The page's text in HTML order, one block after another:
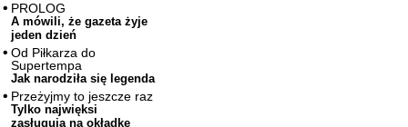
PROLOG
A mówili, że gazeta żyje
jeden dzień
Od Piłkarza do
Supertempa
Jak narodziła się legenda
Przeżyjmy to jeszcze raz
Tylko najwięksi
zasługują na okładkę